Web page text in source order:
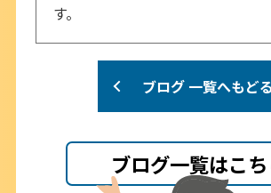
す。
ブログ 一覧へもどる
ブログ一覧はこ